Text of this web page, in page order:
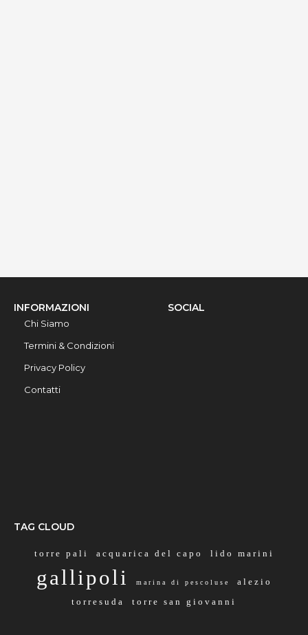
INFORMAZIONI
Chi Siamo
Termini & Condizioni
Privacy Policy
Contatti
SOCIAL
TAG CLOUD
torre pali acquarica del capo lido marini
gallipoli marina di pescoluse
alezio
torresuda
torre san giovanni